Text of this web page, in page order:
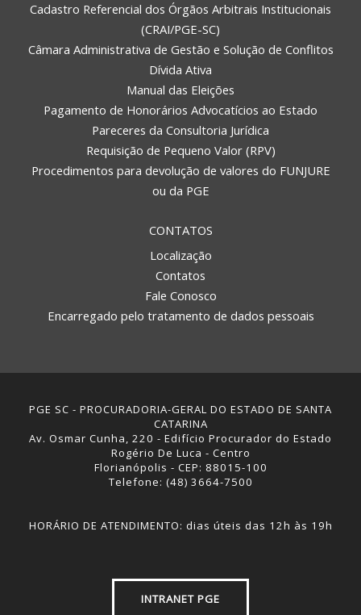
Cadastro Referencial dos Órgãos Arbitrais Institucionais
(CRAI/PGE-SC)
Câmara Administrativa de Gestão e Solução de Conflitos
Dívida Ativa
Manual das Eleições
Pagamento de Honorários Advocatícios ao Estado
Pareceres da Consultoria Jurídica
Requisição de Pequeno Valor (RPV)
Procedimentos para devolução de valores do FUNJURE
ou da PGE
CONTATOS
Localização
Contatos
Fale Conosco
Encarregado pelo tratamento de dados pessoais
PGE SC - PROCURADORIA-GERAL DO ESTADO DE SANTA
CATARINA
Av. Osmar Cunha, 220 - Edifício Procurador do Estado
Rogério De Luca - Centro
Florianópolis - CEP: 88015-100
Telefone: (48) 3664-7500
HORÁRIO DE ATENDIMENTO: dias úteis das 12h às 19h
INTRANET PGE